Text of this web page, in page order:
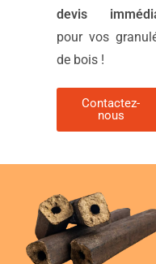
devis
pour vos
de bois !
Contactez-
nous